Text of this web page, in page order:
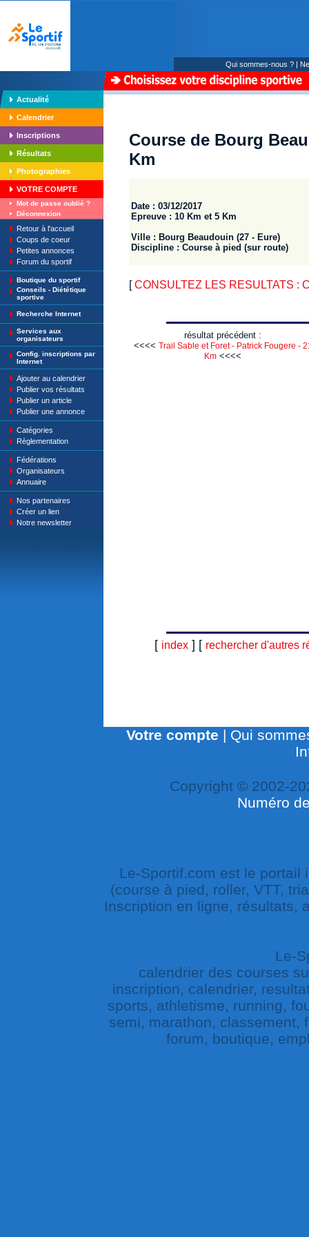
Qui sommes-nous ? |
Actualité
Calendrier
Inscriptions
Résultats
Photographies
VOTRE COMPTE
Mot de passe oublié ?
Déconnexion
Retour à l'accueil
Coups de coeur
Petites annonces
Forum du sportif
Boutique du sportif
Conseils - Diététique
sportive
Recherche Internet
Services aux
organisateurs
Config. inscriptions par
Internet
Ajouter au calendrier
Publier vos résultats
Publier un article
Publier une annonce
Catégories
Règlementation
Fédérations
Organisateurs
Annuaire
Nos partenaires
Créer un lien
Notre newsletter
Course de Bourg
Km
Date : 03/12/2017
Epreuve : 10 Km et 5 Km
Ville : Bourg Beaudouin (27 - Eure)
Discipline : Course à pied (sur route)
[CONSULTEZ LES RESULTATS :
résultat précédent :
<<<< Trail Sable et Foret - Patrick Fougere -
Km <<<<
[ index] [ rechercher d'autres
Votre compte | Qui
Copyright © 2002-
Numéro
Le-Sportif.com est le portail
(course à pied, roller, VTT,
Inscription en ligne, résultats,
Le-
calendrier des courses
inscription, calendrier,
sports, athletisme, running,
semi, marathon, classement,
forum, boutique,